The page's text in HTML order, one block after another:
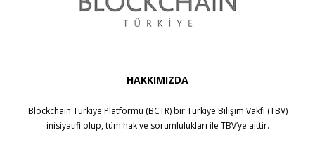
HAKKIMIZDA
Blockchain Türkiye Platformu (BCTR) birTürkiye Bilişim Vakfı (TBV)
inisiyatifi olup, tüm hak ve sorumlulukları ile TBV’ye aittir.